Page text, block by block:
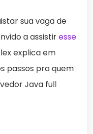
sua vaga de
a assistiresse
explica em
passos pra quem
Java full